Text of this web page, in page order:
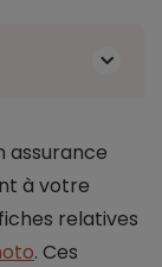
assurance
à votre
relatives
. Ces